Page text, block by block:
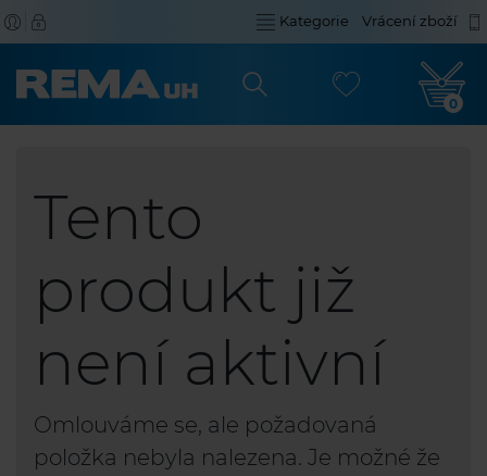
Kategorie Vrácení zboží
0
Tento
produkt již
není aktivní
Omlouváme se, ale požadovaná
položka nebyla nalezena. Je možné že